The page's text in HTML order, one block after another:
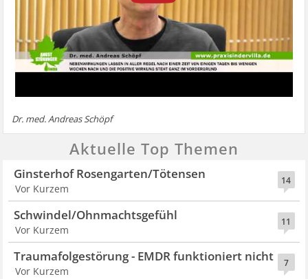
Dr. med. Andreas Schöpf
Aktuelle Top Themen
14
Ginsterhof Rosengarten/Tötensen
Vor Kurzem
11
Schwindel/Ohnmachtsgefühl
Vor Kurzem
7
Traumafolgestörung - EMDR funktioniert nicht
Vor Kurzem